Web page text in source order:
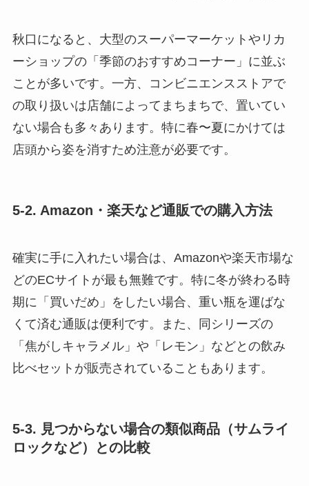
秋口になると、大型のスーパーマーケットやリカ
ーショップの「季節のおすすめコーナー」に並ぶ
ことが多いです。一方、コンビニエンスストアで
の取り扱いは店舗によってまちまちで、置いてい
ない場合も多々あります。特に春〜夏にかけては
店頭から姿を消すため注意が必要です。
5-2. Amazon・楽天など通販での購入方法
確実に手に入れたい場合は、Amazonや楽天市場な
どのECサイトが最も無難です。特に冬が終わる時
期に「買いだめ」をしたい場合、重い瓶を運ばな
くて済む通販は便利です。また、同シリーズの
「焦がしキャラメル」や「レモン」などとの飲み
比べセットが販売されていることもあります。
5-3. 見つからない場合の類似商品（サムライ
ロックなど）との比較